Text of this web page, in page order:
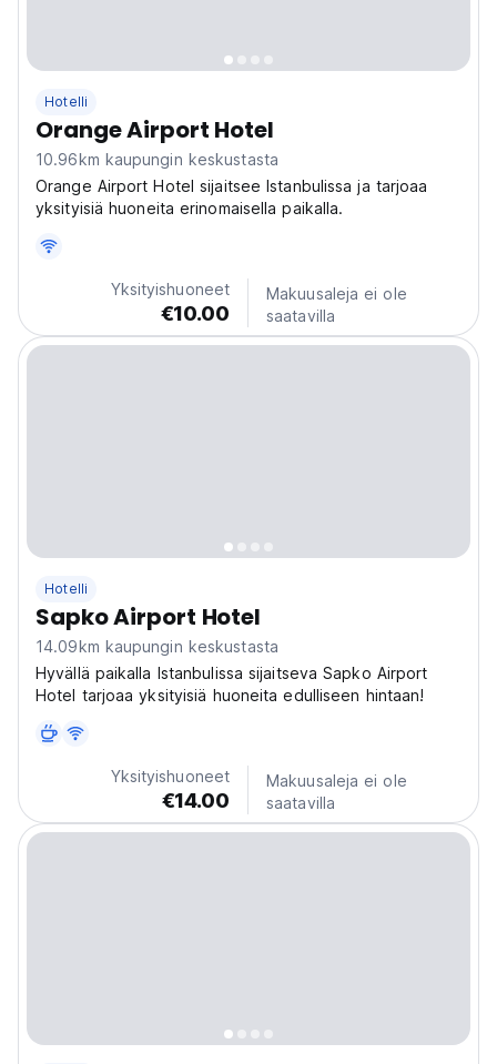
Hotelli
Orange Airport Hotel
10.96km kaupungin keskustasta
Orange Airport Hotel sijaitsee Istanbulissa ja tarjoaa
yksityisiä huoneita erinomaisella paikalla.
Yksityishuoneet
€10.00
Makuusaleja ei ole
saatavilla
Hotelli
Sapko Airport Hotel
14.09km kaupungin keskustasta
Hyvällä paikalla Istanbulissa sijaitseva Sapko Airport
Hotel tarjoaa yksityisiä huoneita edulliseen hintaan!
Yksityishuoneet
€14.00
Makuusaleja ei ole
saatavilla